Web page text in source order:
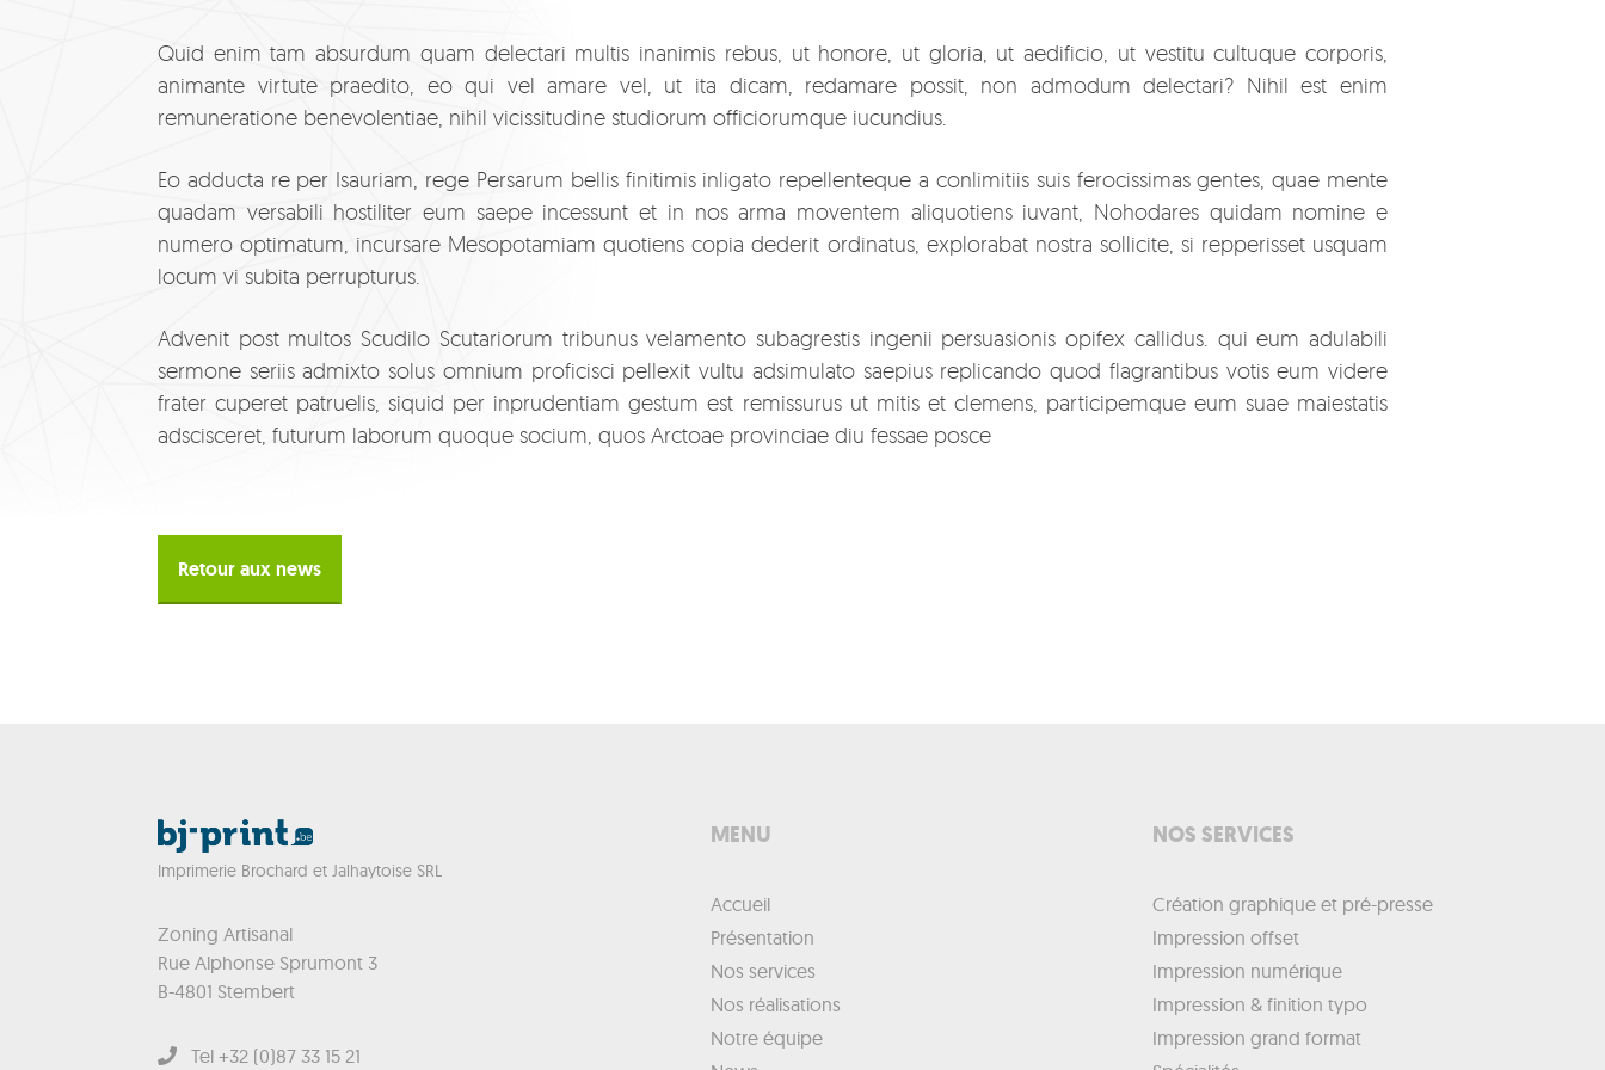
Quid enim tam absurdum quam delectari multis inanimis rebus, ut honore, ut gloria, ut aedificio, ut vestitu cultuque corporis,
animante virtute praedito, eo qui vel amare vel, ut ita dicam, redamare possit, non admodum delectari? Nihil est enim
remuneratione benevolentiae, nihil vicissitudine studiorum officiorumque iucundius.
Eo adducta re per Isauriam, rege Persarum bellis finitimis inligato repellenteque a conlimitiis suis ferocissimas gentes, quae mente
quadam versabili hostiliter eum saepe incessunt et in nos arma moventem aliquotiens iuvant, Nohodares quidam nomine e
numero optimatum, incursare Mesopotamiam quotiens copia dederit ordinatus, explorabat nostra sollicite, si repperisset usquam
locum vi subita perrupturus.
Advenit post multos Scudilo Scutariorum tribunus velamento subagrestis ingenii persuasionis opifex callidus. qui eum adulabili
sermone seriis admixto solus omnium proficisci pellexit vultu adsimulato saepius replicando quod flagrantibus votis eum videre
frater cuperet patruelis, siquid per inprudentiam gestum est remissurus ut mitis et clemens, participemque eum suae maiestatis
adscisceret, futurum laborum quoque socium, quos Arctoae provinciae diu fessae posce
Retour aux news
Imprimerie Brochard et Jalhaytoise SRL
Zoning Artisanal
Rue Alphonse Sprumont 3
B-4801 Stembert
Tel +32 (0)87 33 15 21
MENU
Accueil
Présentation
Nos services
Nos réalisations
Notre équipe
NOS SERVICES
Création graphique et pré-presse
Impression offset
Impression numérique
Impression & finition typo
Impression grand format